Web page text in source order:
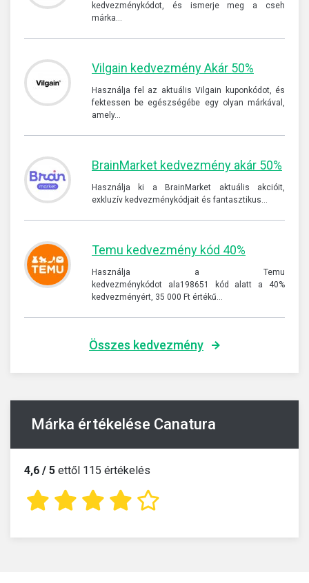
kedvezménykódot, és ismerje meg a cseh
márka…
Vilgain kedvezmény Akár 50%
Használja fel az aktuális Vilgain kuponkódot, és
fektessen be egészségébe egy olyan márkával,
amely…
BrainMarket kedvezmény akár 50%
Használja ki a BrainMarket aktuális akcióit,
exkluzív kedvezménykódjait és fantasztikus…
Temu kedvezmény kód 40%
Használja a Temu
kedvezménykódot ala198651 kód alatt a 40%
kedvezményért, 35 000 Ft értékű…
Összes kedvezmény
Márka értékelése Canatura
4,6 / 5 ettől 115 értékelés